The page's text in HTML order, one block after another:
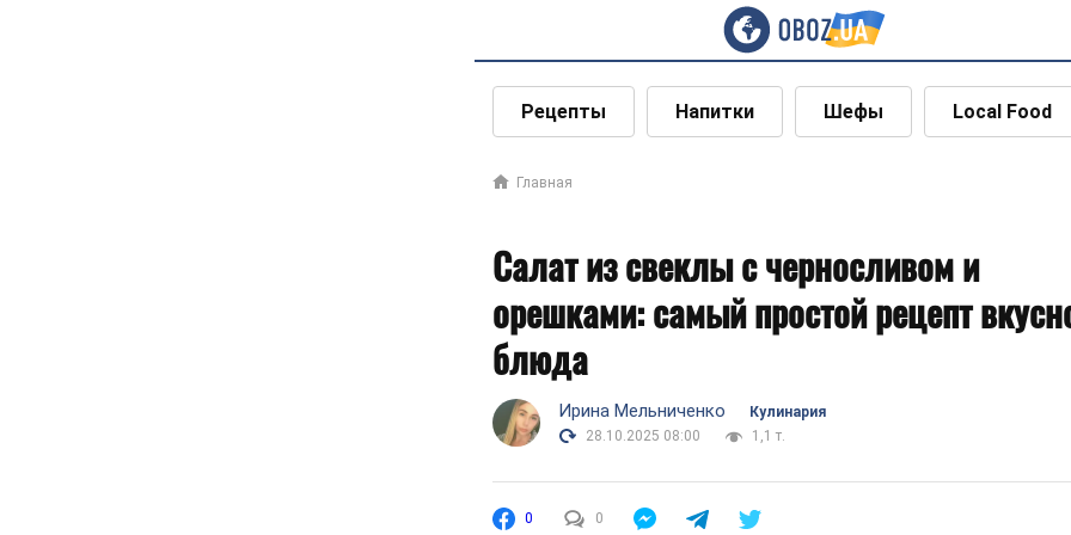
Рецепты Напитки Шефы Local Food
Главная
Салат из свеклы с черносливом и
орешками: самый простой рецепт
блюда
Ирина Мельниченко
Кулинария
28.10.2025 08:00
1,1 т.
0 0